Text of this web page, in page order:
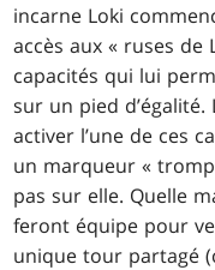
incarne Loki
accès aux « ruses de
capacités qui lui
sur un pied
activer l’une de ces
un marqueur «
pas sur elle. Quelle
feront équipe pour
unique tour partagé